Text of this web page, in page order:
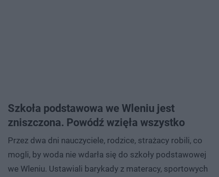
Szkoła podstawowa we Wleniu jest
zniszczona. Powódź wzięła wszystko
Przez dwa dni nauczyciele, rodzice, strażacy robili, co
mogli, by woda nie wdarła się do szkoły podstawowej
we Wleniu. Ustawiali barykady z materacy, sportowych